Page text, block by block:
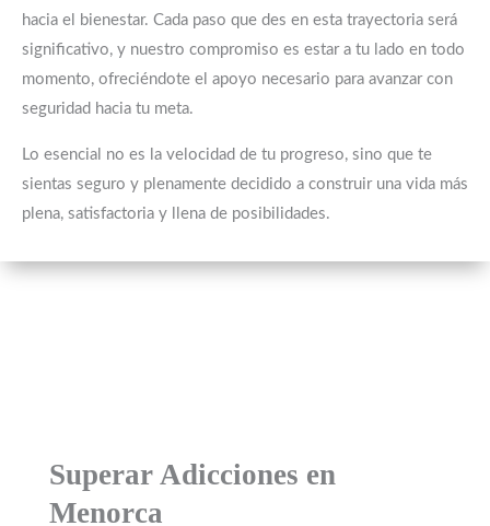
hacia el bienestar. Cada paso que des en esta trayectoria será
significativo, y nuestro compromiso es estar a tu lado en todo
momento, ofreciéndote el apoyo necesario para avanzar con
seguridad hacia tu meta.
Lo esencial no es la velocidad de tu progreso, sino que te
sientas seguro y plenamente decidido a construir una vida más
plena, satisfactoria y llena de posibilidades.
Superar Adicciones en
Menorca